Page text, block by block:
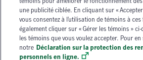
une publicité ciblée. En cliquant sur «
vous consentez à l’utilisation de témoins à
également cliquer sur « Gérer les témoins »
les témoins que vous voulez accepter. Pour
notre Déclaration sur la protection des
personnels en ligne.